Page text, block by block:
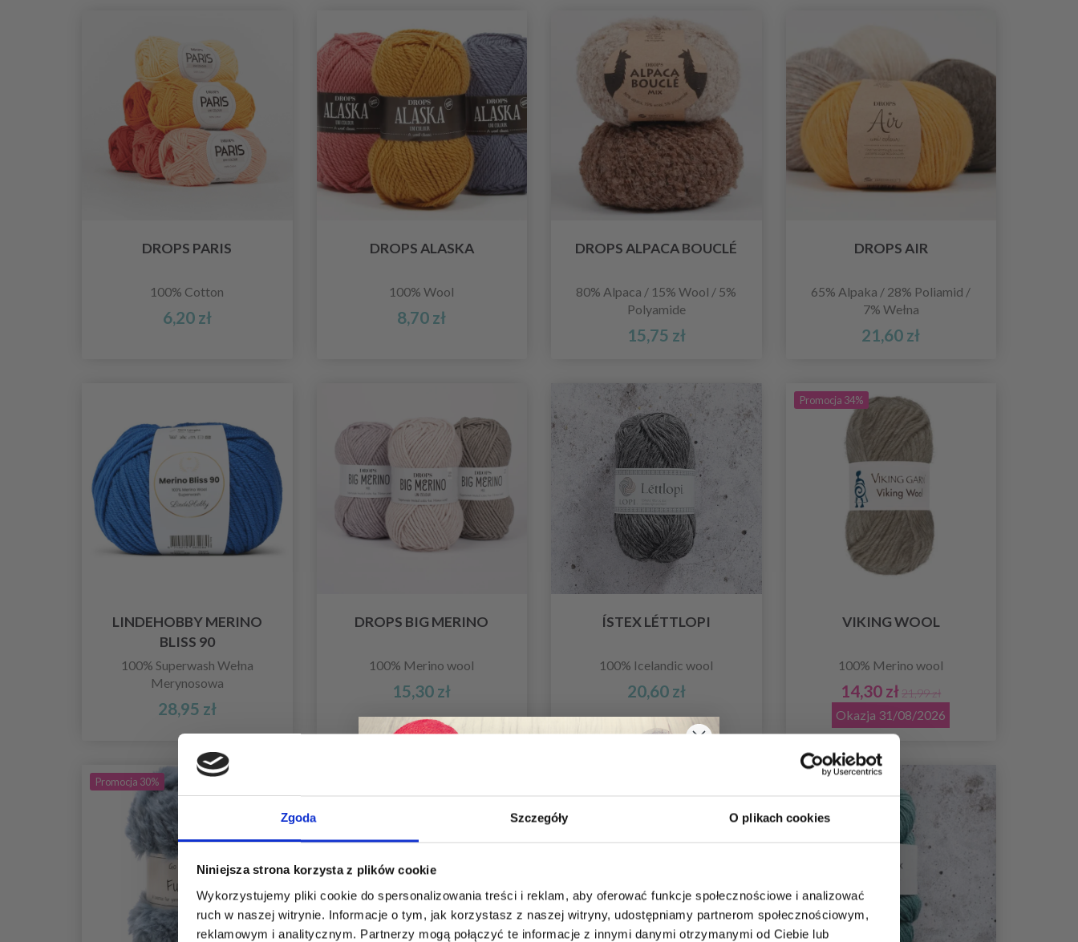
Zgoda Szczegóły O plikach cookies
Niniejsza strona korzysta z plików cookie
Wykorzystujemy pliki cookie do spersonalizowania treści i reklam, aby oferować funkcje społecznościowe i analizować
ruch w naszej witrynie. Informacje o tym, jak korzystasz z naszej witryny, udostępniamy partnerom społecznościowym,
reklamowym i analitycznym. Partnerzy mogą połączyć te informacje z innymi danymi otrzymanymi od Ciebie lub
DROPS PARIS
100% Cotton
6,20 zł
DROPS ALASKA
100% Wool
8,70 zł
DROPS ALPACA BOUCLÉ
80% Alpaca / 15% Wool / 5%
Polyamide
15,75 zł
DROPS AIR
65% Alpaka / 28% Poliamid /
7% Wełna
21,60 zł
LINDEHOBBY MERINO
BLISS 90
100% Superwash Wełna
Merynosowa
28,95 zł
DROPS BIG MERINO
100% Merino wool
15,30 zł
ÍSTEX LÉTTLOPI
100% Icelandic wool
20,60 zł
Promocja 34%
VIKING WOOL
100% Merino wool
14,30 zł21,99 zł
Okazja 31/08/2026
Promocja 30%
Oszczędź nawet do 50%
Stań się częścią naszej społeczności
miłośników włóczek i uzyskaj wyłączny